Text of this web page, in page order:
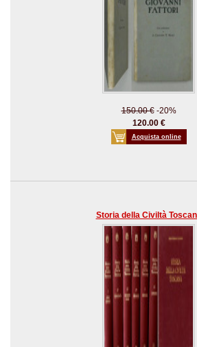
150.00 €-20%
120.00 €
Acquista online
Storia della Civiltà